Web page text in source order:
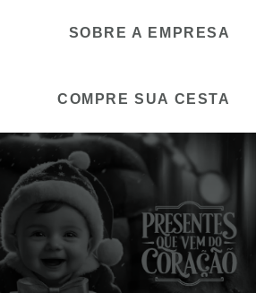
SOBRE A EMPRESA
COMPRE SUA CESTA